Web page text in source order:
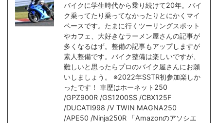
バイクに学生時代から乗り続けて20年。バイ
ク乗ってたり乗ってなかったりとにかくマイ
ペースです。たまに行くツーリングスポット
やカフェ、大好きなラーメン屋さんの記事が
多くなるはず。整備の記事もアップしますが
素人整備です。バイク整備は楽しいですが、
難しいと思ったらプロのバイク屋さんにお願
いしましょう。 ※2022年SSTR初参加楽しか
ったです！ 車歴はホーネット250
/GPZ900R /GS1200SS /CBX125F
/DUCATI998 /V TWIN MAGNA250
/APE50 /Ninja250R 「Amazonのアソシエ